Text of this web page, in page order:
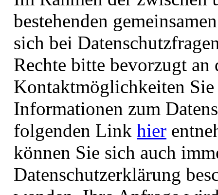
bestehenden
sich bei
Rechte bitte bevorzugt an
Kontaktmöglichkeiten
Informationen zum
folgenden Link hier
können Sie sich auch
Datenschutzerklärung